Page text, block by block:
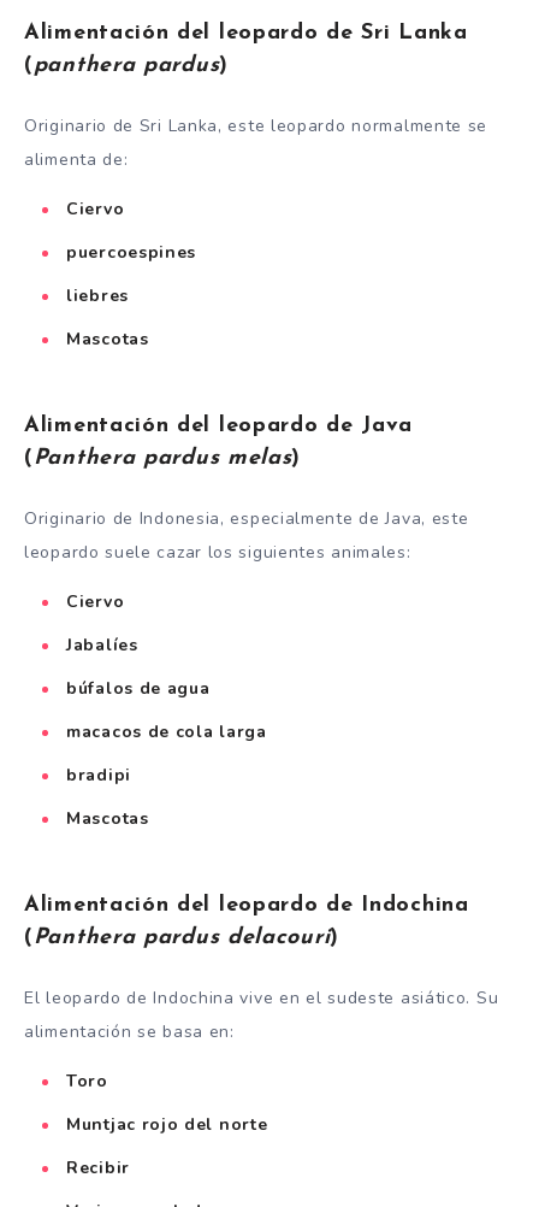
Alimentación del leopardo de Sri Lanka
( panthera pardus)
Originario de Sri Lanka, este leopardo normalmente se
alimenta de:
Ciervo
puercoespines
liebres
Mascotas
Alimentación del leopardo de Java
( Panthera pardus melas)
Originario de Indonesia, especialmente de Java, este
leopardo suele cazar los siguientes animales:
Ciervo
Jabalíes
búfalos de agua
macacos de cola larga
bradipi
Mascotas
Alimentación del leopardo de Indochina
( Panthera pardus delacouri)
El leopardo de Indochina vive en el sudeste asiático. Su
alimentación se basa en:
Toro
Muntjac rojo del norte
Recibir